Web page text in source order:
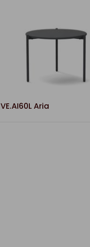
VE.AI60L Aria